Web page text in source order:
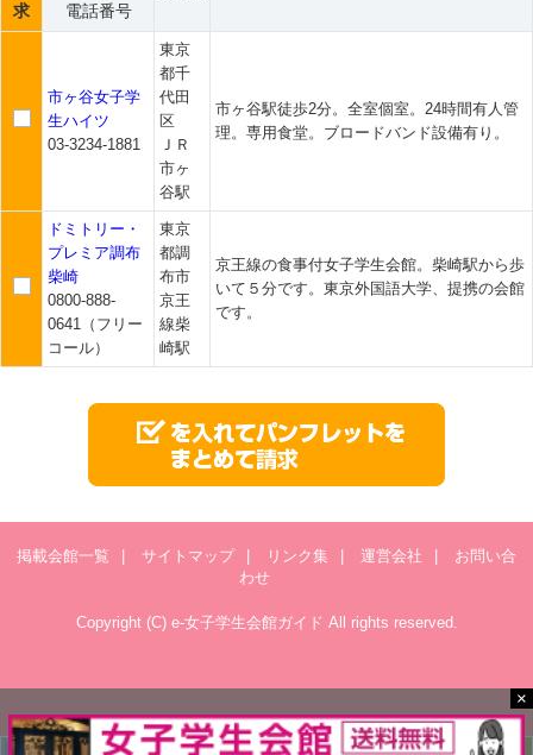
求
電話番号
市ヶ谷女子学
生ハイツ
03-3234-1881
東京
都千
代田
区
ＪＲ
市ヶ
谷駅
市ヶ谷駅徒歩2分。全室個室。24時間有人管
理。専用食堂。ブロードバンド設備有り。
ドミトリー・
プレミア調布
柴崎
0800-888-
0641（フリー
コール）
東京
都調
布市
京王
線柴
崎駅
京王線の食事付女子学生会館。柴崎駅から歩
いて５分です。東京外国語大学、提携の会館
です。
掲載会館一覧 サイトマップ リンク集 運営会社
お問い合
わせ
Copyright (C) e-女子学生会館ガイド All rights reserved.
×